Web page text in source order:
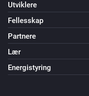
Utviklere
Fellesskap
Partnere
Lær
Energistyring